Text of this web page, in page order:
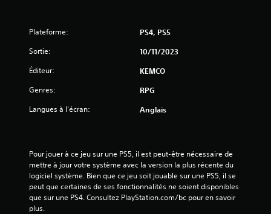
a
Plateforme: PS4, PS5
Sortie: 10/11/2023
Éditeur: KEMCO
Genres: RPG
Langues à l'écran: Anglais
Pour jouer à ce jeu sur une PS5, il est peut-être nécessaire de
mettre à jour votre système avec la version la plus récente du
logiciel système. Bien que ce jeu soit jouable sur une PS5, il se
peut que certaines de ses fonctionnalités ne soient disponibles
que sur une PS4. Consultez PlayStation.com/bc pour en savoir
plus.